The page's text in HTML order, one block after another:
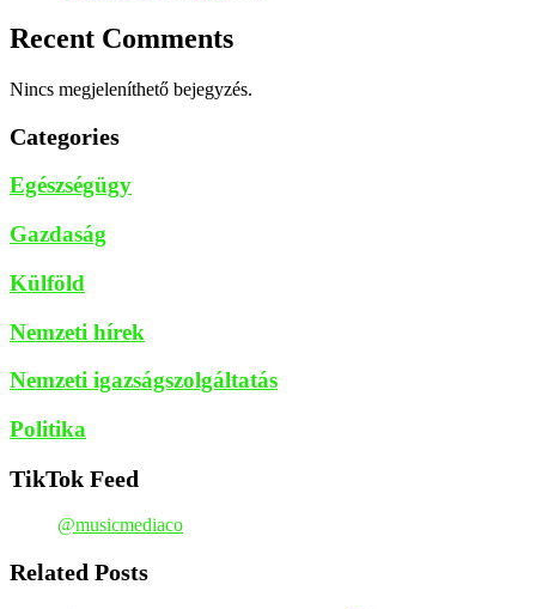
Recent Comments
Nincs megjeleníthető bejegyzés.
Categories
Egészségügy
Gazdaság
Külföld
Nemzeti hírek
Nemzeti igazságszolgáltatás
Politika
TikTok Feed
@musicmediaco
Related Posts